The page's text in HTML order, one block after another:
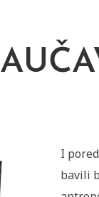
I
bavili